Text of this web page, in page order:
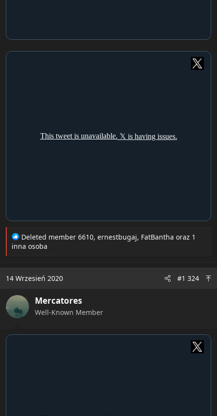
R
e
i
n
s
:
Deleted member 6610, ernestbugaj, FatBantha oraz 1
inna osoba
14 Wrzesień 2020 #1 324
Mercatores
Well-Known Member